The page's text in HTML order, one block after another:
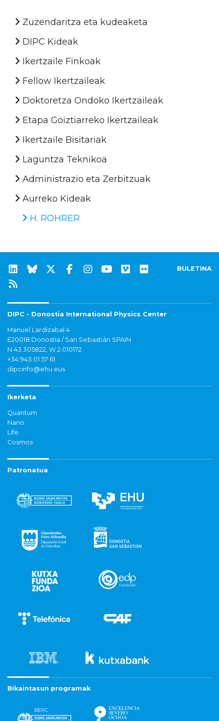
Zuzendaritza eta kudeaketa
DIPC Kideak
Ikertzaile Finkoak
Fellow Ikertzaileak
Doktoretza Ondoko Ikertzaileak
Etapa Goiztiarreko Ikertzaileak
Ikertzaile Bisitariak
Laguntza Teknikoa
Administrazio eta Zerbitzuak
Aurreko Kideak
H. ROHRER
BULETINA
DIPC - Donostia International Physics Center
Manuel Lardizabal 4
E20018 Donostia / San Sebastián SPAIN
N 43.305822, W 2.010172
+34 943 01 57 61
dipcinfo@ehu.eus
Ikerketa
Quantum
Nano
Life
Cosmos
Patronatua
Bikaintasun programak